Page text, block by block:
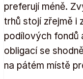
preferují méně.
trhů stojí zřejmě i
podílových fondů
obligací se
na pátém místě